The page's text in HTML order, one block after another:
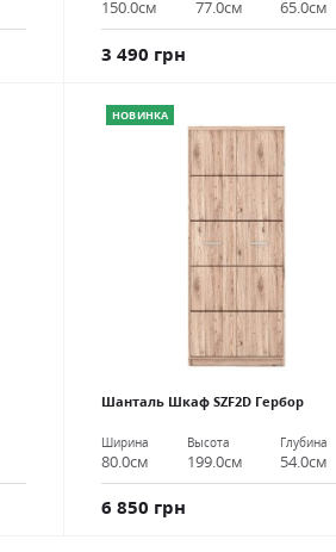
150.0см 77.0см 65.0см
3 490 грн
НОВИНКА
Шанталь Шкаф SZF2D Гербор
Ширина
80.0см
Высота
199.0см
Глубина
54.0см
6 850 грн